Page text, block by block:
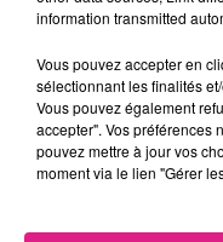
Chalets de Noël solidaires
31 juillet 2026
Vosges : les feux
31 juillet 2026
Insolite : cette émission
information transmitted
Vous pouvez accepter en
sélectionnant les finalités
Vous pouvez également
accepter". Vos préférences
pouvez mettre à jour vos
moment via le lien "Gérer